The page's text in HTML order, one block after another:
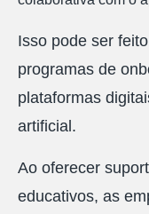
Isso pode ser
programas de
plataformas
artificial.
Ao oferecer
educativos, as